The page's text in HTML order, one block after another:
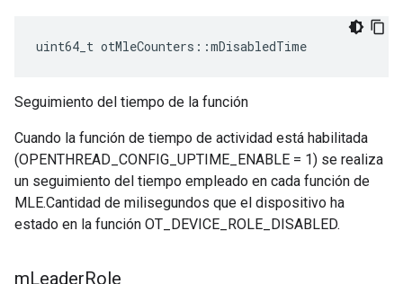
uint64_t otMleCounters ::mDisabledTime
Seguimiento del tiempo de la función
Cuando la función de tiempo de actividad está habilitada
(OPENTHREAD_CONFIG_UPTIME_ENABLE = 1) se realiza
un seguimiento del tiempo empleado en cada función de
MLE.Cantidad de milisegundos que el dispositivo ha
estado en la función OT_DEVICE_ROLE_DISABLED.
mLeaderRole